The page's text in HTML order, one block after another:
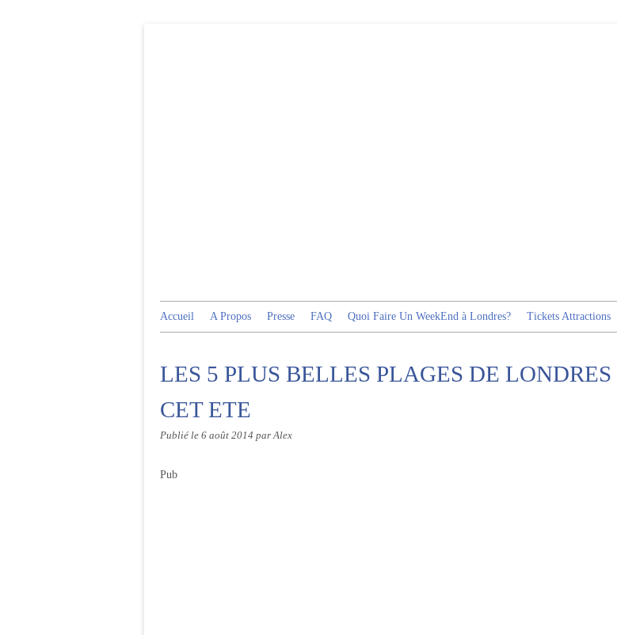
Accueil A Propos Presse FAQ Quoi Faire Un WeekEnd à Londres? Tickets Attractions
LES 5 PLUS BELLES PLAGES DE LONDRES
CET ETE
Publié le 6 août 2014 par Alex
Pub